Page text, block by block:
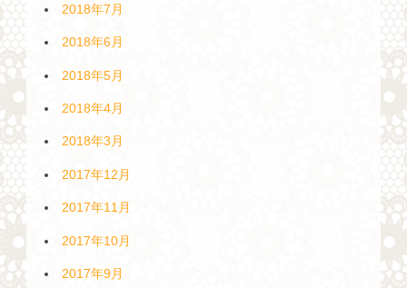
2018年7月
2018年6月
2018年5月
2018年4月
2018年3月
2017年12月
2017年11月
2017年10月
2017年9月